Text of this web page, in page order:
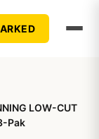
LOW-CUT
Pak